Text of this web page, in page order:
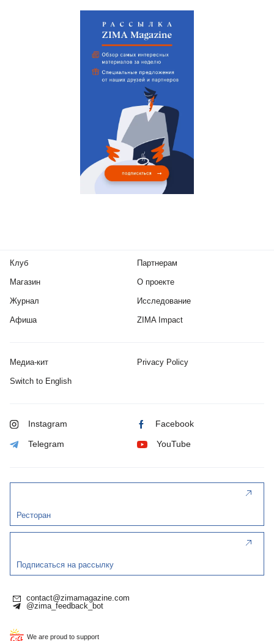
Клуб
Магазин
Журнал
Афиша
Партнерам
О проекте
Исследование
ZIMA Impact
Медиа-кит Privacy Policy
Switch to English
Instagram Facebook
Telegram YouTube
Ресторан
Подписаться на рассылку
contact@zimamagazine.com
@zima_feedback_bot
We are proud to support